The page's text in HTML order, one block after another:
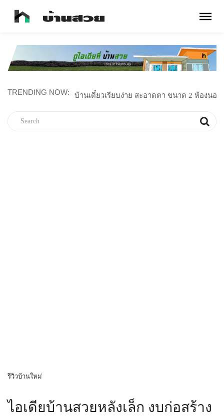
TRENDING NOW: บ้านไม้น็อคดาวน์สไตล์มินิมอล
รีวิวบ้านใหม่
ไอเดียบ้านสวยหลังเล็ก งบก่อสร้าง